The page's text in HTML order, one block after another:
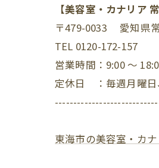
【美容室・カナリア
〒479-0033 愛知県
TEL 0120-172-157
営業時間：9:00 ～
定休日 ：毎週月曜日
東海市の美容室・カ